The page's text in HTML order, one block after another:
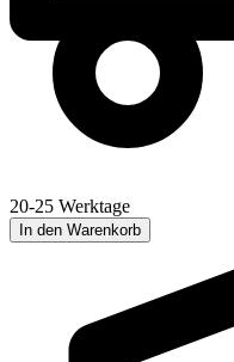
20-25 Werktage
In den Warenkorb